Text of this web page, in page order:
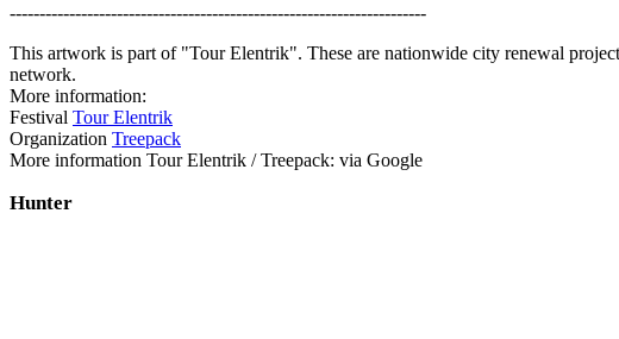
----------------------------------------------------------------------
This artwork is part of "Tour Elentrik". These are nationwide city renewal
network.
More information:
Festival Tour Elentrik
Organization Treepack
More information Tour Elentrik / Treepack: via Google
Hunter